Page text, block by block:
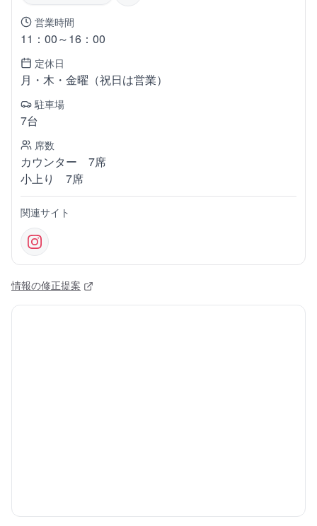
営業時間
11：00～16：00
定休日
月・木・金曜（祝日は営業）
駐車場
7台
席数
カウンター 7席
小上り 7席
関連サイト
情報の修正提案